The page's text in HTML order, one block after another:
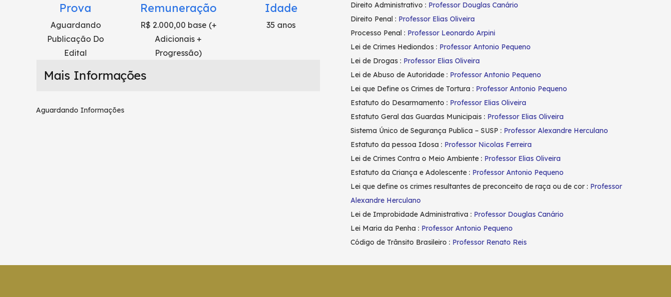
Prova
Aguardando
Publicação Do
Edital
Remuneração
R$ 2.000,00 base (+
Adicionais +
Progressão)
Idade
35 anos
Mais Informações
Aguardando Informações
Direito Administrativo : Professor Douglas Canário
Direito Penal : Professor Elias Oliveira
Processo Penal : Professor Leonardo Arpini
Lei de Crimes Hediondos : Professor Antonio Pequeno
Lei de Drogas : Professor Elias Oliveira
Lei de Abuso de Autoridade : Professor Antonio Pequeno
Lei que Define os Crimes de Tortura : Professor Antonio Pequeno
Estatuto do Desarmamento : Professor Elias Oliveira
Estatuto Geral das Guardas Municipais : Professor Elias Oliveira
Sistema Único de Segurança Publica – SUSP : Professor Alexandre Herculano
Estatuto da pessoa Idosa : Professor Nicolas Ferreira
Lei de Crimes Contra o Meio Ambiente : Professor Elias Oliveira
Estatuto da Criança e Adolescente : Professor Antonio Pequeno
Lei que define os crimes resultantes de preconceito de raça ou de cor : Professor
Alexandre Herculano
Lei de Improbidade Administrativa : Professor Douglas Canário
Lei Maria da Penha : Professor Antonio Pequeno
Código de Trânsito Brasileiro : Professor Renato Reis